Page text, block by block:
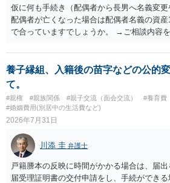
仮に何も手続き（配偶者から長男へ名義変更
配偶者が亡くなった場合は配偶者名義の資
で合っていますでしょうか。 →ご相談内容
完全に所有する場合は、他の相続人に対し
償金の支払いが必要になります。
養子縁組、入籍後の苗字などの公的
て。
#親権 #親族関係 #親子交流（面会交流）
#養育費
#婚姻費用(別居中の生活費など)
2026年7月31日
川添 圭 弁護士
戸籍謄本の反映に時間がかかる場合は、届
届受理証明書の交付申請をし、手続ができる